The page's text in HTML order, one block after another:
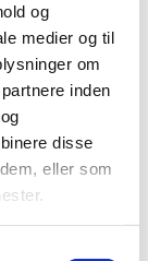
og
medier og til
om
inden
disse
eller som